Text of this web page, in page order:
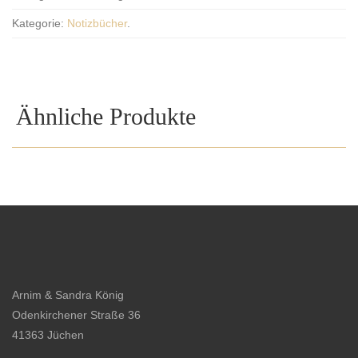
Kategorie: Notizbücher.
Ähnliche Produkte
Arnim & Sandra König
Odenkirchener Straße 36
41363 Jüchen